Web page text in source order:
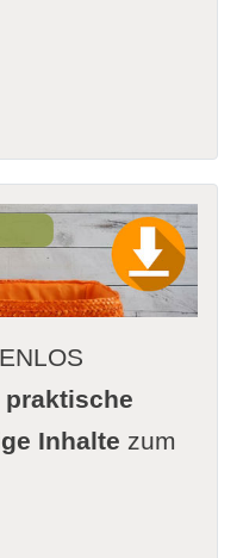
praktische
Inhalte zum